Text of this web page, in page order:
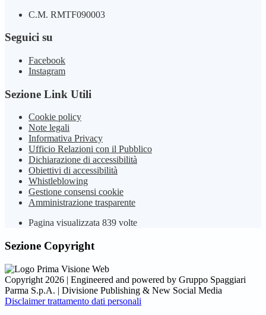
C.M. RMTF090003
Seguici su
Facebook
Instagram
Sezione Link Utili
Cookie policy
Note legali
Informativa Privacy
Ufficio Relazioni con il Pubblico
Dichiarazione di accessibilità
Obiettivi di accessibilità
Whistleblowing
Gestione consensi cookie
Amministrazione trasparente
Pagina visualizzata 839 volte
Sezione Copyright
Copyright 2026 | Engineered and powered by Gruppo Spaggiari
Parma S.p.A. | Divisione Publishing & New Social Media
Disclaimer trattamento dati personali